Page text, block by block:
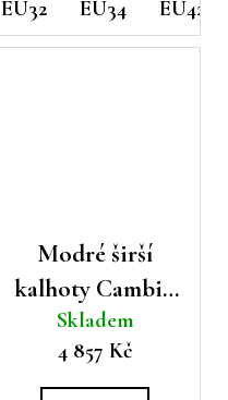
EU32 EU34 EU42
Modré širší
kalhoty Cambio
Alina
Skladem
4 857 Kč